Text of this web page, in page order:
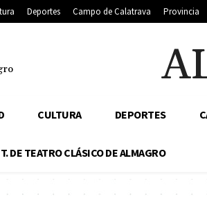
Deportes Campo de Calatrava Provincia
CULTURA DEPORTES
DE TEATRO CLÁSICO DE ALMAGRO